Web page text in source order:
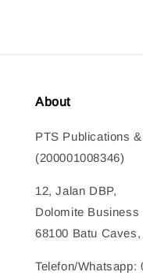
About
PTS Publications
(200001008346)
12, Jalan DBP,
Dolomite Business
68100 Batu
Telefon/Whatsapp: